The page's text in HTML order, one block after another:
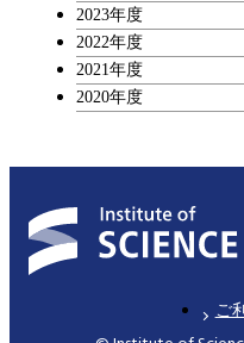
2023年度
2022年度
2021年度
2020年度
ご